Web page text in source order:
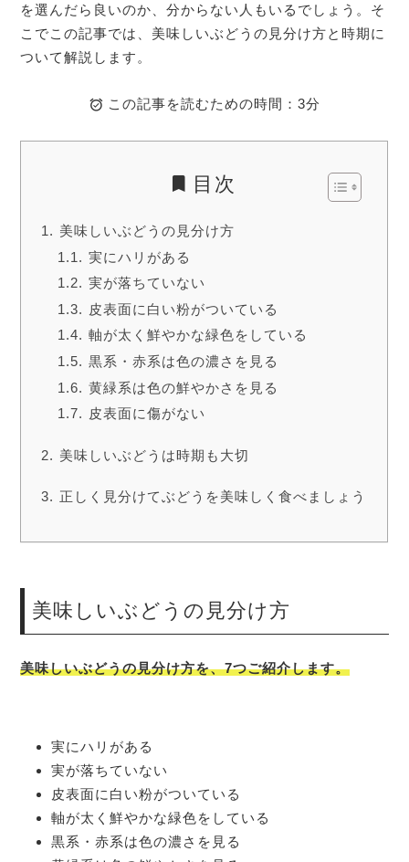
を選んだら良いのか、分からない人もいるでしょう。そ
こでこの記事では、美味しいぶどうの見分け方と時期に
ついて解説します。
この記事を読むための時間：3分
目次
美味しいぶどうの見分け方
実にハリがある
実が落ちていない
皮表面に白い粉がついている
軸が太く鮮やかな緑色をしている
黒系・赤系は色の濃さを見る
黄緑系は色の鮮やかさを見る
皮表面に傷がない
美味しいぶどうは時期も大切
正しく見分けてぶどうを美味しく食べましょう
美味しいぶどうの見分け方
美味しいぶどうの見分け方を、7つご紹介します。
実にハリがある
実が落ちていない
皮表面に白い粉がついている
軸が太く鮮やかな緑色をしている
黒系・赤系は色の濃さを見る